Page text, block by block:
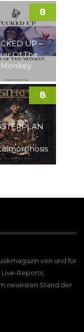
UP –
Of The
Monkey
8
–
8
von und für
Reports,
neuesten Stand der